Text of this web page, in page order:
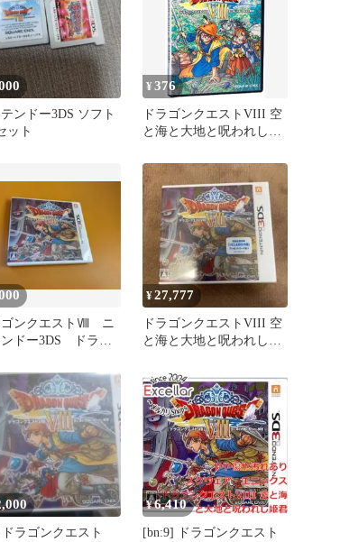
ンドー3DS ソフト
ット
¥376
ドラゴンクエストVIII 空
と海と大地と呪われし姫
ゴンクエストⅧ ニ
ンドー3DS ドラゴ
¥27,777
ドラゴンクエストVIII 空
と海と大地と呪われし姫
ドラゴンクエスト
¥6,410
[bn:9] ドラゴンクエスト